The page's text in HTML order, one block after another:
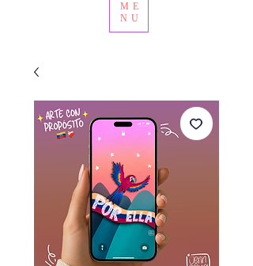
ME
NU